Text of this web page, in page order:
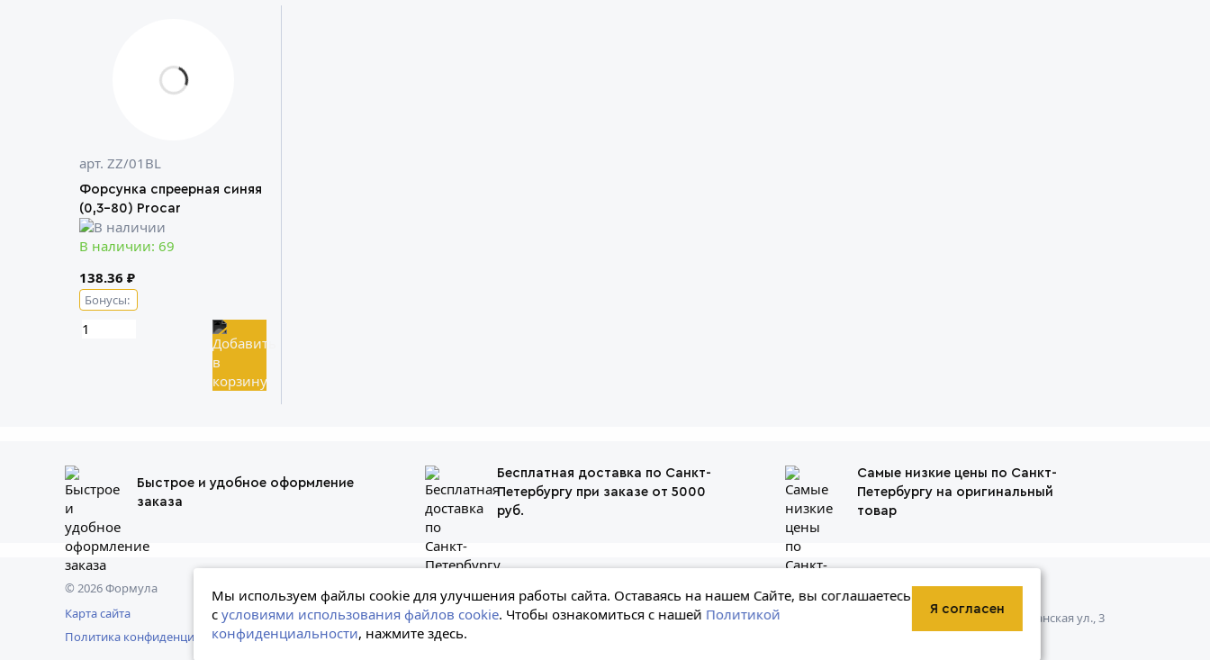
арт. ZZ/01BL
Форсунка спреерная синяя
(0,3-80) Procar
В наличии: 69
138.36 ₽
Бонусы:
Быстрое и удобное оформление
заказа
Бесплатная доставка по Санкт-
Петербургу при заказе от 5000
руб.
Самые низкие цены по Санкт-
Петербургу на оригинальный
товар
© 2026 Формула
Карта сайта
Политика конфиденциальности
Представленная на сайте информация, включая стоимость и наличие товара, носит
ознакомительный характер и не является публичной офертой
+7 (800) 234-56-41
Санкт-Петербург, Штурманская ул., 3
Мы используем файлы cookie для улучшения работы сайта. Оставаясь на нашем Сайте, вы соглашаетесь
сусловиями использования файлов cookie. Чтобы ознакомиться с нашей Политикой
конфиденциальности, нажмите здесь.
Я согласен